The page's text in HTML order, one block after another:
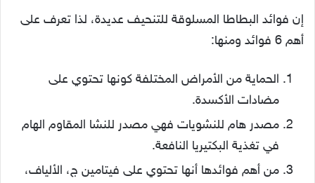
إن فوائد البطاطا المسلوقة للتنحيف عديدة، لذا تعرف على
أهم 6 فوائد ومنها:
الحماية من الأمراض المختلفة كونها تحتوي على
مضادات الأكسدة.
مصدر هام للنشويات فهي مصدر للنشا المقاوم الهام
في تغذية البكتيريا النافعة.
من أهم فوائدها أنها تحتوي على فيتامين ج، الألياف،